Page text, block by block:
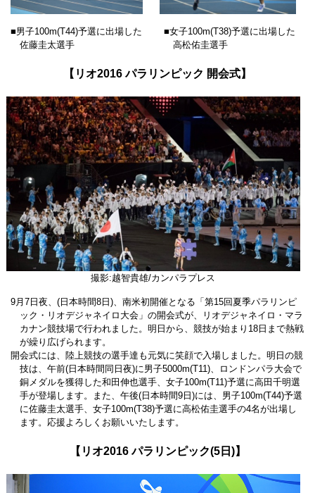
■男子100m(T44)予選に出場した
佐藤圭太選手
■女子100m(T38)予選に出場した
高松佑圭選手
【リオ2016 パラリンピック 開会式】
撮影:越智貴雄/カンパラプレス
9月7日夜、(日本時間8日)、南米初開催となる「第15回夏季パラリンピ
ック・リオデジャネイロ大会」の開会式が、リオデジャネイロ・マラ
カナン競技場で行われました。明日から、競技が始まり18日まで熱戦
が繰り広げられます。
開会式には、陸上競技の選手達も元気に笑顔で入場しました。明日の競
技は、午前(日本時間同日夜)に男子5000m(T11)、ロンドンパラ大会で
銅メダルを獲得した和田伸也選手、女子100m(T11)予選に高田千明選
手が登場します。また、午後(日本時間9日)には、男子100m(T44)予選
に佐藤圭太選手、女子100m(T38)予選に高松佑圭選手の4名が出場し
ます。応援よろしくお願いいたします。
【リオ2016 パラリンピック(5日)】